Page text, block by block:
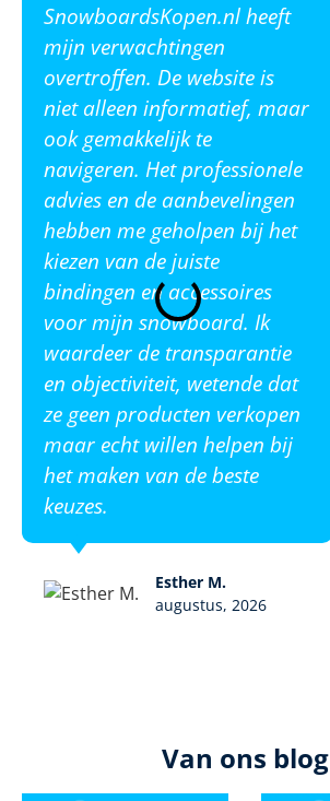
SnowboardsKopen.nl heeft
mijn verwachtingen
overtroffen. De website is
niet alleen informatief, maar
ook gemakkelijk te
navigeren. Het professionele
advies en de aanbevelingen
hebben me geholpen bij het
kiezen van de juiste
bindingen en accessoires
voor mijn snowboard. Ik
waardeer de transparantie
en objectiviteit, wetende dat
ze geen producten verkopen
maar echt willen helpen bij
het maken van de beste
keuzes.
Esther M.
augustus, 2026
Van ons blog